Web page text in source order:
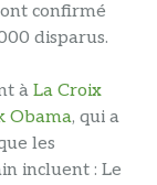
confirmé
disparus.
à La Croix
Obama, qui a
les
incluent : Le